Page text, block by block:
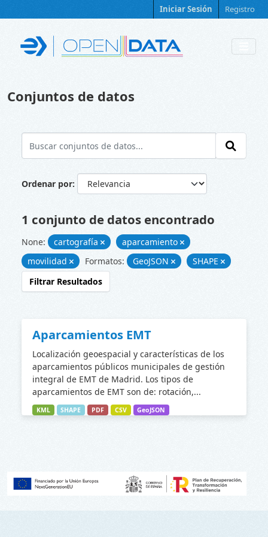
Iniciar Sesión Registro
Conjuntos de datos
Ordenar por
1 conjunto de datos encontrado
None: cartografía
aparcamiento
movilidad
Formatos: GeoJSON
SHAPE
Filtrar Resultados
Aparcamientos EMT
Localización geoespacial y características de los
aparcamientos públicos municipales de gestión
integral de EMT de Madrid. Los tipos de
aparcamientos de EMT son de: rotación,...
KML SHAPE PDF CSV GeoJSON